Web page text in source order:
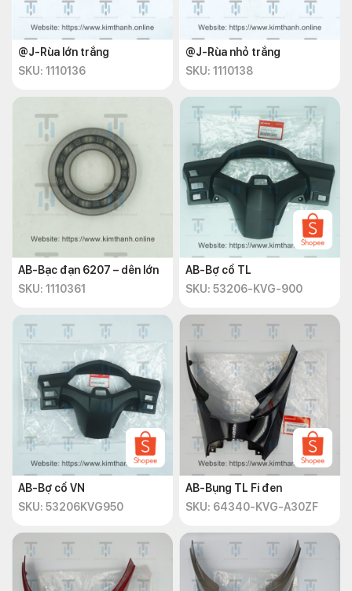
@J-Rùa lớn trắng
SKU: 1110136
@J-Rùa nhỏ trắng
SKU: 1110138
AB-Bạc đạn 6207 – dên lớn
SKU: 1110361
AB-Bợ cổ TL
SKU: 53206-KVG-900
AB-Bợ cổ VN
SKU: 53206KVG950
AB-Bụng TL Fi đen
SKU: 64340-KVG-A30ZF